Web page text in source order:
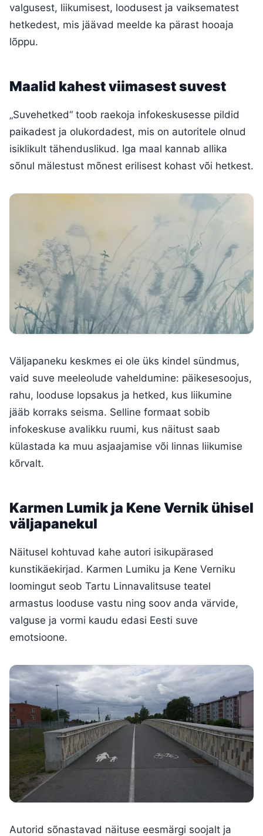
valgusest, liikumisest, loodusest ja vaiksematest
hetkedest, mis jäävad meelde ka pärast hooaja
lõppu.
Maalid kahest viimasest suvest
„Suvehetked“ toob raekoja infokeskusesse pildid
paikadest ja olukordadest, mis on autoritele olnud
isiklikult tähenduslikud. Iga maal kannab allika
sõnul mälestust mõnest erilisest kohast või hetkest.
Väljapaneku keskmes ei ole üks kindel sündmus,
vaid suve meeleolude vaheldumine: päikesesoojus,
rahu, looduse lopsakus ja hetked, kus liikumine
jääb korraks seisma. Selline formaat sobib
infokeskuse avalikku ruumi, kus näitust saab
külastada ka muu asjaajamise või linnas liikumise
kõrvalt.
Karmen Lumik ja Kene Vernik ühisel
väljapanekul
Näitusel kohtuvad kahe autori isikupärased
kunstikäekirjad. Karmen Lumiku ja Kene Verniku
loomingut seob Tartu Linnavalitsuse teatel
armastus looduse vastu ning soov anda värvide,
valguse ja vormi kaudu edasi Eesti suve
emotsioone.
Autorid sõnastavad näituse eesmärgi soojalt ja